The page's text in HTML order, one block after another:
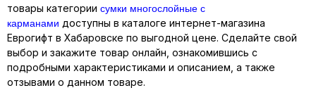
товары категории сумки многослойные с
карманами доступны в каталоге интернет-магазина
Еврогифт в Хабаровске по выгодной цене. Сделайте свой
выбор и закажите товар онлайн, ознакомившись с
подробными характеристиками и описанием, а также
отзывами о данном товаре.